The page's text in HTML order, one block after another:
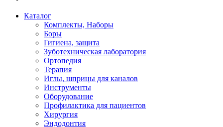
Каталог
Комплекты, Наборы
Боры
Гигиена, защита
Зуботехническая лаборатория
Ортопедия
Терапия
Иглы, шприцы для каналов
Инструменты
Оборудование
Профилактика для пациентов
Хирургия
Эндодонтия